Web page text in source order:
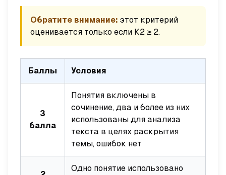
Обратите внимание: этот критерий
оценивается только если К2 ≥ 2.
Баллы Условия
3
балла
Понятия включены в
сочинение, два и более из них
использованы для анализа
текста в целях раскрытия
темы, ошибок нет
Одно понятие использовано